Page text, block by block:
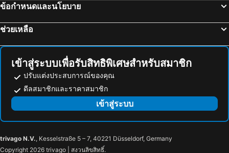
ข้อกำหนดและนโยบาย
ช่วยเหลือ
เข้าสู่ระบบเพื่อรับสิทธิพิเศษสำหรับสมาชิก
ปรับแต่งประสบการณ์ของคุณ
ดีลสมาชิกและราคาสมาชิก
เข้าสู่ระบบ
trivago N.V., Kesselstraße 5 – 7, 40221 Düsseldorf, Germany
Copyright 2026 trivago | สงวนลิขสิทธิ์.